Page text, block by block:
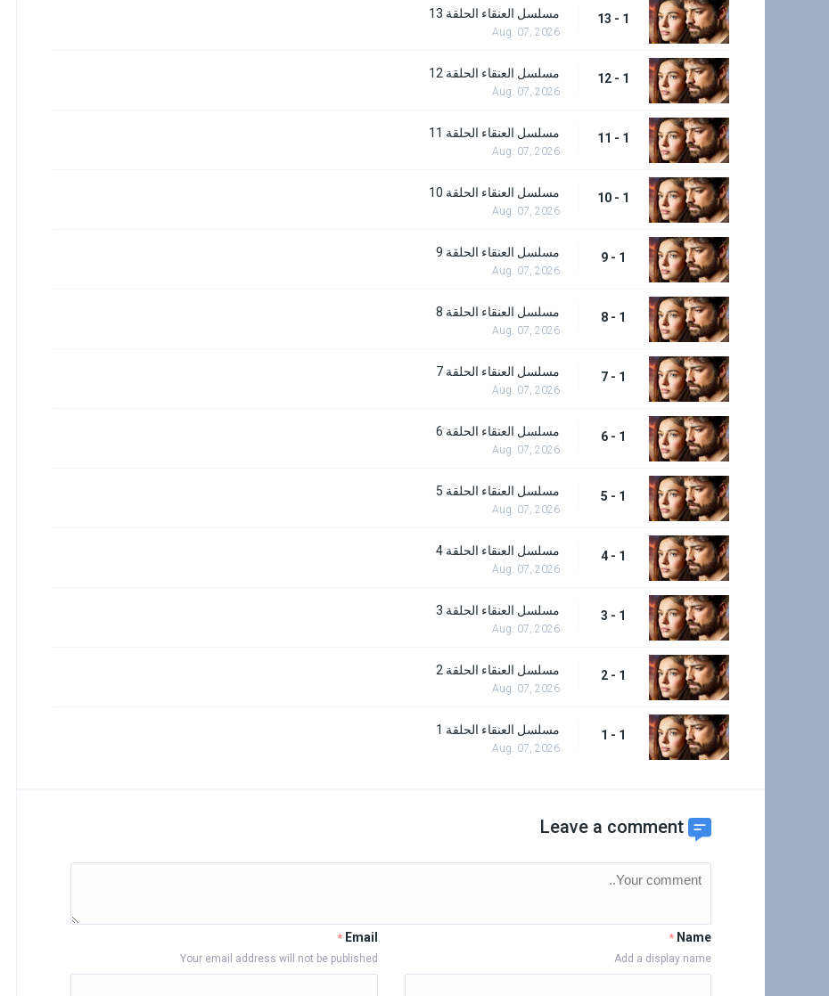
1 - 13 مسلسل العنقاء الحلقة 13
Aug. 07, 2026
1 - 12 مسلسل العنقاء الحلقة 12
Aug. 07, 2026
1 - 11 مسلسل العنقاء الحلقة 11
Aug. 07, 2026
1 - 10 مسلسل العنقاء الحلقة 10
Aug. 07, 2026
1 - 9 مسلسل العنقاء الحلقة 9
Aug. 07, 2026
1 - 8 مسلسل العنقاء الحلقة 8
Aug. 07, 2026
1 - 7 مسلسل العنقاء الحلقة 7
Aug. 07, 2026
1 - 6 مسلسل العنقاء الحلقة 6
Aug. 07, 2026
1 - 5 مسلسل العنقاء الحلقة 5
Aug. 07, 2026
1 - 4 مسلسل العنقاء الحلقة 4
Aug. 07, 2026
1 - 3 مسلسل العنقاء الحلقة 3
Aug. 07, 2026
1 - 2 مسلسل العنقاء الحلقة 2
Aug. 07, 2026
1 - 1 مسلسل العنقاء الحلقة 1
Aug. 07, 2026
Leave a comment
Name
*
Add a display name
Email
*
Your email address will not be published